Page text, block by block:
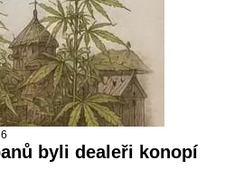
byli dealeři konopí